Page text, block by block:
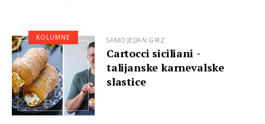
SAMO JEDAN GRIZ
Cartocci siciliani -
talijanske karnevalske
slastice
KOLUMNE